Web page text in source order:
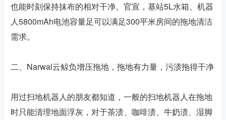
也能时刻保持抹布的相对干净。官宣，基站5L水箱、机器
人5800mAh电池容量足可以满足300平米房间的拖地清洁
需求。
二、Narwal云鲸负增压拖地，拖地有力量，污渍拖得干净
用过扫地机器人的朋友都知道，一般的扫地机器人在拖地
时只能清理地面浮灰，对于茶渍、咖啡渍、牛奶渍、湿脚